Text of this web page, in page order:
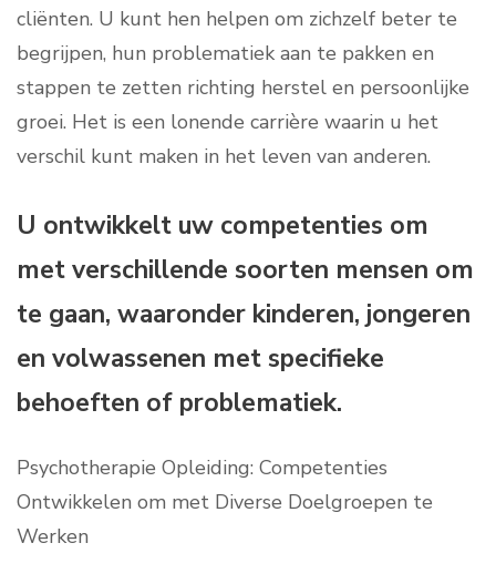
cliënten. U kunt hen helpen om zichzelf beter te
begrijpen, hun problematiek aan te pakken en
stappen te zetten richting herstel en persoonlijke
groei. Het is een lonende carrière waarin u het
verschil kunt maken in het leven van anderen.
U ontwikkelt uw competenties om
met verschillende soorten mensen om
te gaan, waaronder kinderen, jongeren
en volwassenen met specifieke
behoeften of problematiek.
Psychotherapie Opleiding: Competenties
Ontwikkelen om met Diverse Doelgroepen te
Werken